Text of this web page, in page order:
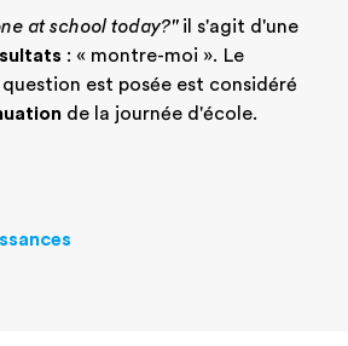
at school today?"il s'agit d'une
: « montre-moi ». Le
est posée est considéré
de la journée d'école.